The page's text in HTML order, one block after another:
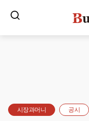
시장과머니 공시